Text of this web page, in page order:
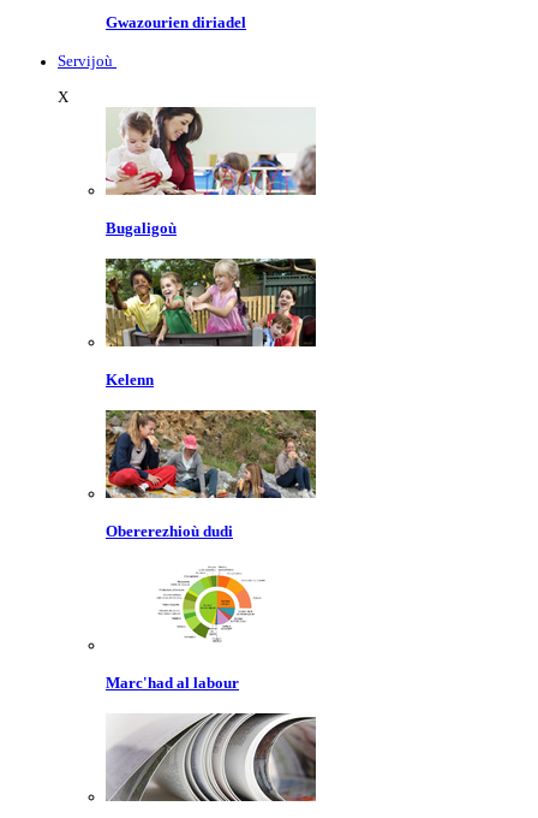
Gwazourien diriadel
Servijoù
X
Bugaligoù
Kelenn
Obererezhioù dudi
Marc'had al labour